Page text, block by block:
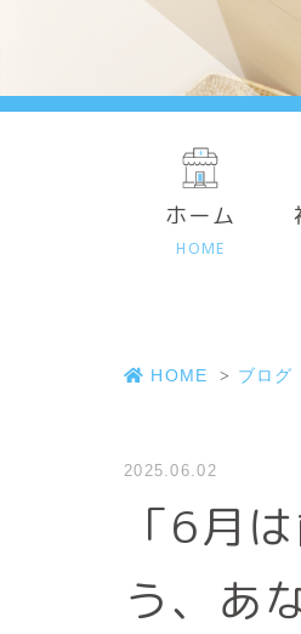
ホーム
HOME
HOME ブログ
2025.06.02
「6月
う、あ